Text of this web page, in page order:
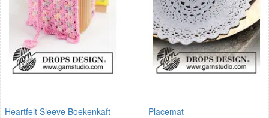
Heartfelt Sleeve Boekenkaft Placemat